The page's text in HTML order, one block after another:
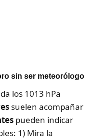
sin ser meteorólogo
los 1013 hPa
suelen acompañar
pueden indicar
1) Mira la